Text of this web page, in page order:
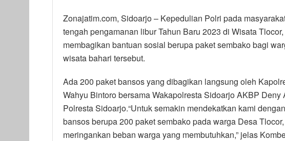
Zonajatim.com, Sidoarjo – Kepedulian Polri pada
tengah pengamanan libur Tahun Baru 2023 di Wisata
membagikan bantuan sosial berupa paket sembako bagi
wisata bahari tersebut.
Ada 200 paket bansos yang dibagikan langsung oleh
Wahyu Bintoro bersama Wakapolresta Sidoarjo AKBP
Polresta Sidoarjo.“Untuk semakin mendekatkan kami
bansos berupa 200 paket sembako pada warga Desa
meringankan beban warga yang membutuhkan,” jelas